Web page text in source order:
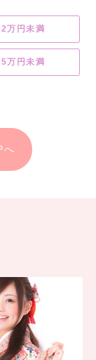
万円未満
万円未満
へ